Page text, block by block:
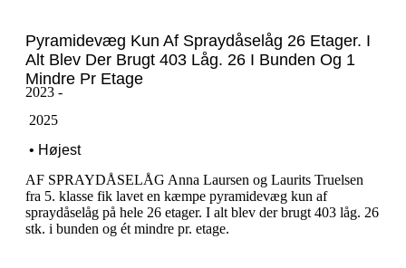
Pyramidevæg Kun Af Spraydåselåg 26 Etager. I
Alt Blev Der Brugt 403 Låg. 26 I Bunden Og 1
Mindre Pr Etage
2023 -
‎ ‎2025
‎ ‎• Højest
AF SPRAYDÅSELÅG Anna Laursen og Laurits Truelsen
fra 5. klasse fik lavet en kæmpe pyramidevæg kun af
spraydåselåg på hele 26 etager. I alt blev der brugt 403 låg. 26
stk. i bunden og ét mindre pr. etage.